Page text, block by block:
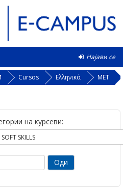
Најави се
Cursos Ελληνικά
MET
на курсеви: